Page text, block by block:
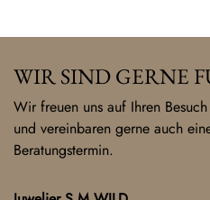
WIR SIND GERNE
Wir freuen uns auf Ihren
und vereinbaren gerne auch
Beratungstermin.